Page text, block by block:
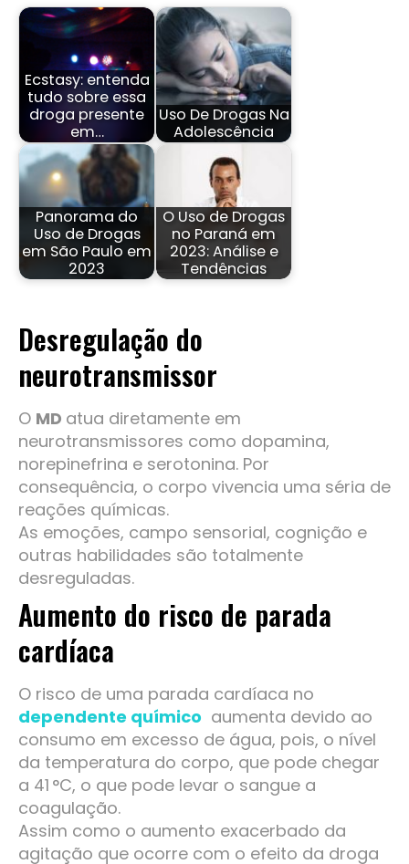
Ecstasy: entenda
tudo sobre essa
droga presente
em…
Uso De Drogas Na
Adolescência
Panorama do
Uso de Drogas
em São Paulo em
2023
O Uso de Drogas
no Paraná em
2023: Análise e
Tendências
Desregulação do
neurotransmissor
O MD atua diretamente em
neurotransmissores como dopamina,
norepinefrina e serotonina. Por
consequência, o corpo vivencia uma séria de
reações químicas.
As emoções, campo sensorial, cognição e
outras habilidades são totalmente
desreguladas.
Aumento do risco de parada
cardíaca
O risco de uma parada cardíaca no
dependente químico aumenta devido ao
consumo em excesso de água, pois, o nível
da temperatura do corpo, que pode chegar
a 41 °C, o que pode levar o sangue a
coagulação.
Assim como o aumento exacerbado da
agitação que ocorre com o efeito da droga